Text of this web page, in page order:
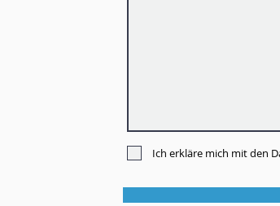
Ich erkläre mich mit den